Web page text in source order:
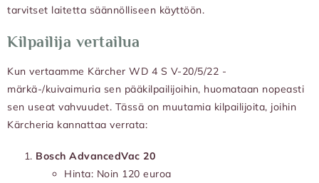
tarvitset laitetta säännölliseen käyttöön.
Kilpailija vertailua
Kun vertaamme Kärcher WD 4 S V-20/5/22 -
märkä-/kuivaimuria sen pääkilpailijoihin, huomataan nopeasti
sen useat vahvuudet. Tässä on muutamia kilpailijoita, joihin
Kärcheria kannattaa verrata:
Bosch AdvancedVac 20
Hinta: Noin 120 euroa